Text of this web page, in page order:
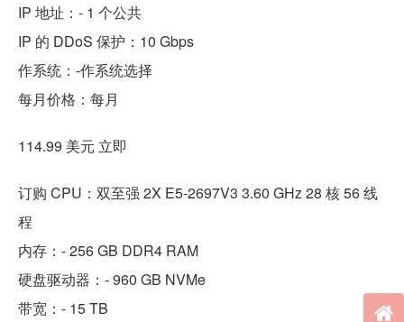
IP 地址：- 1 个公共
IP 的 DDoS 保护：10 Gbps
作系统：-作系统选择
每月价格：每月
114.99 美元 立即
订购 CPU：双至强 2X E5-2697V3 3.60 GHz 28 核 56 线
程
内存：- 256 GB DDR4 RAM
硬盘驱动器：- 960 GB NVMe
带宽：- 15 TB